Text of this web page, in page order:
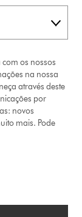
os nossos
na nossa
através deste
por
novos
mais. Pode